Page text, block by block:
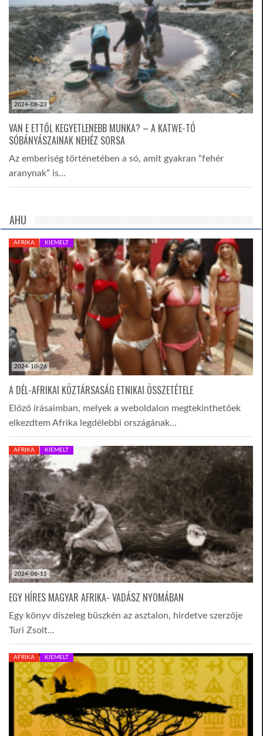
2024-08-23
VAN E ETTŐL KEGYETLENEBB MUNKA? – A KATWE-TÓ
SÓBÁNYÁSZAINAK NEHÉZ SORSA
Az emberiség történetében a só, amit gyakran “fehér
aranynak” is…
AHU
2024-10-26
AFRIKA KIEMELT
A DÉL-AFRIKAI KÖZTÁRSASÁG ETNIKAI ÖSSZETÉTELE
Előző írásaimban, melyek a weboldalon megtekinthetőek
elkezdtem Afrika legdélebbi országának…
2024-06-15
AFRIKA KIEMELT
EGY HÍRES MAGYAR AFRIKA- VADÁSZ NYOMÁBAN
Egy könyv díszeleg büszkén az asztalon, hirdetve szerzője
Turi Zsolt…
AFRIKA KIEMELT